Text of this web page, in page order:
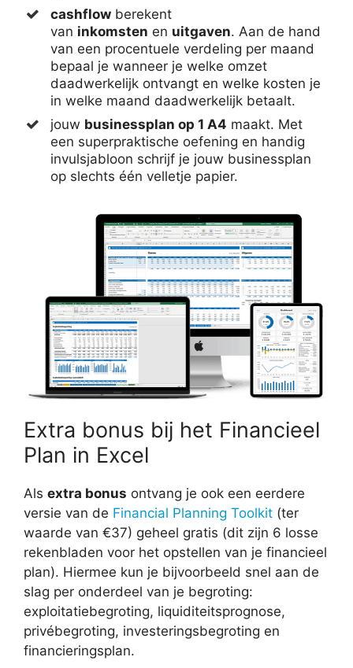
cashflow berekent
van inkomsten en uitgaven. Aan de hand
van een procentuele verdeling per maand
bepaal je wanneer je welke omzet
daadwerkelijk ontvangt en welke kosten je
in welke maand daadwerkelijk betaalt.
jouw businessplan op 1 A4 maakt. Met
een superpraktische oefening en handig
invulsjabloon schrijf je jouw businessplan
op slechts één velletje papier.
Extra bonus bij het Financieel
Plan in Excel
Als extra bonus ontvang je ook een eerdere
versie van de Financial Planning Toolkit (ter
waarde van €37) geheel gratis (dit zijn 6 losse
rekenbladen voor het opstellen van je financieel
plan). Hiermee kun je bijvoorbeeld snel aan de
slag per onderdeel van je begroting:
exploitatiebegroting, liquiditeitsprognose,
privébegroting, investeringsbegroting en
financieringsplan.